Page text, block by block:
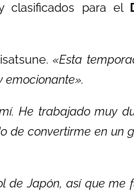
para el
«Esta
emocionante».
He trabajado muy
de convertirme en un
de Japón, así que me